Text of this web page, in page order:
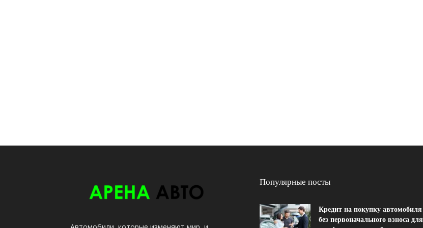
Популярные посты
Кредит на покупку автомобиля
без первоначального взноса для